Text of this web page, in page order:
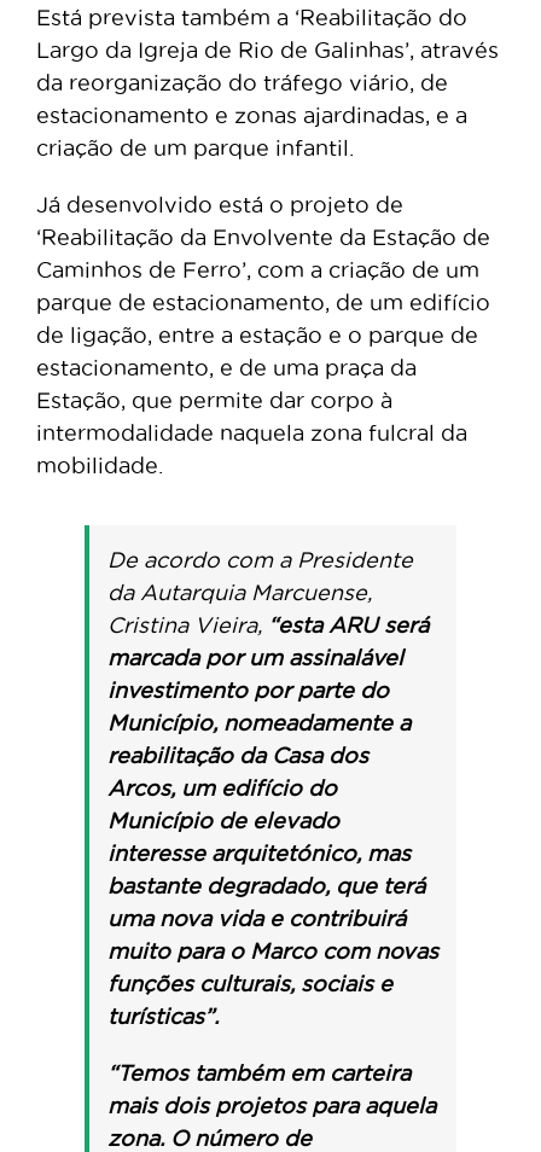
Está prevista também a ‘Reabilitação do
Largo da Igreja de Rio de Galinhas’, através
da reorganização do tráfego viário, de
estacionamento e zonas ajardinadas, e a
criação de um parque infantil.
Já desenvolvido está o projeto de
‘Reabilitação da Envolvente da Estação de
Caminhos de Ferro’, com a criação de um
parque de estacionamento, de um edifício
de ligação, entre a estação e o parque de
estacionamento, e de uma praça da
Estação, que permite dar corpo à
intermodalidade naquela zona fulcral da
mobilidade.
De acordo com a Presidente
da Autarquia Marcuense,
Cristina Vieira, “esta ARU será
marcada por um assinalável
investimento por parte do
Município, nomeadamente a
reabilitação da Casa dos
Arcos, um edifício do
Município de elevado
interesse arquitetónico, mas
bastante degradado, que terá
uma nova vida e contribuirá
muito para o Marco com novas
funções culturais, sociais e
turísticas”.
“Temos também em carteira
mais dois projetos para aquela
zona. O número de